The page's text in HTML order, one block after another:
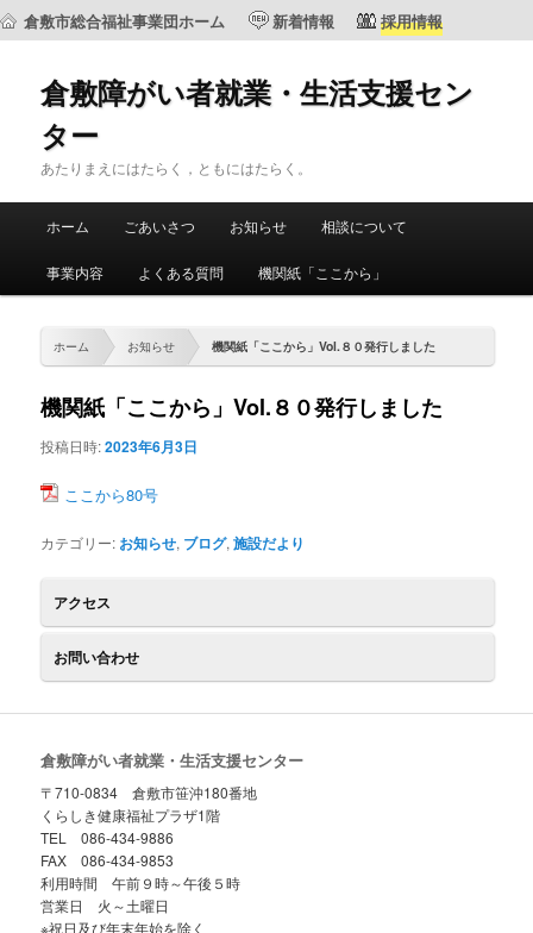
倉敷市総合福祉事業団ホーム 新着情報 採用情報
倉敷障がい者就業・生活支援セン
ター
あたりまえにはたらく，ともにはたらく。
メ
メ
イ
ン
移
サ
ブ
ツ
動
ホーム ごあいさつ お知らせ 相談について
事業内容 よくある質問 機関紙「ここから」
ホーム お知らせ 機関紙「ここから」Vol.８０発行しました
機関紙「ここから」Vol.８０発行しました
投稿日時:2023年6月3日
ここから80号
カテゴリー: お知らせ, ブログ,施設だより
アクセス
お問い合わせ
倉敷障がい者就業・生活支援センター
〒710-0834 倉敷市笹沖180番地
くらしき健康福祉プラザ1階
TEL 086-434-9886
FAX 086-434-9853
利用時間 午前９時～午後５時
営業日 火～土曜日
※祝日及び年末年始を除く